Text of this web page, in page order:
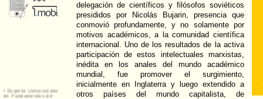
delegación de científicos y filósofos soviéticos
presididos por Nicolás Bujarin, presencia que
conmovió profundamente, y no solamente por
motivos académicos, a la comunidad científica
internacional. Uno de los resultados de la activa
participación de estos intelectuales marxistas,
inédita en los anales del mundo académico
mundial, fue promover el surgimiento,
inicialmente en Inglaterra y luego extendido a
otros países del mundo capitalista, de